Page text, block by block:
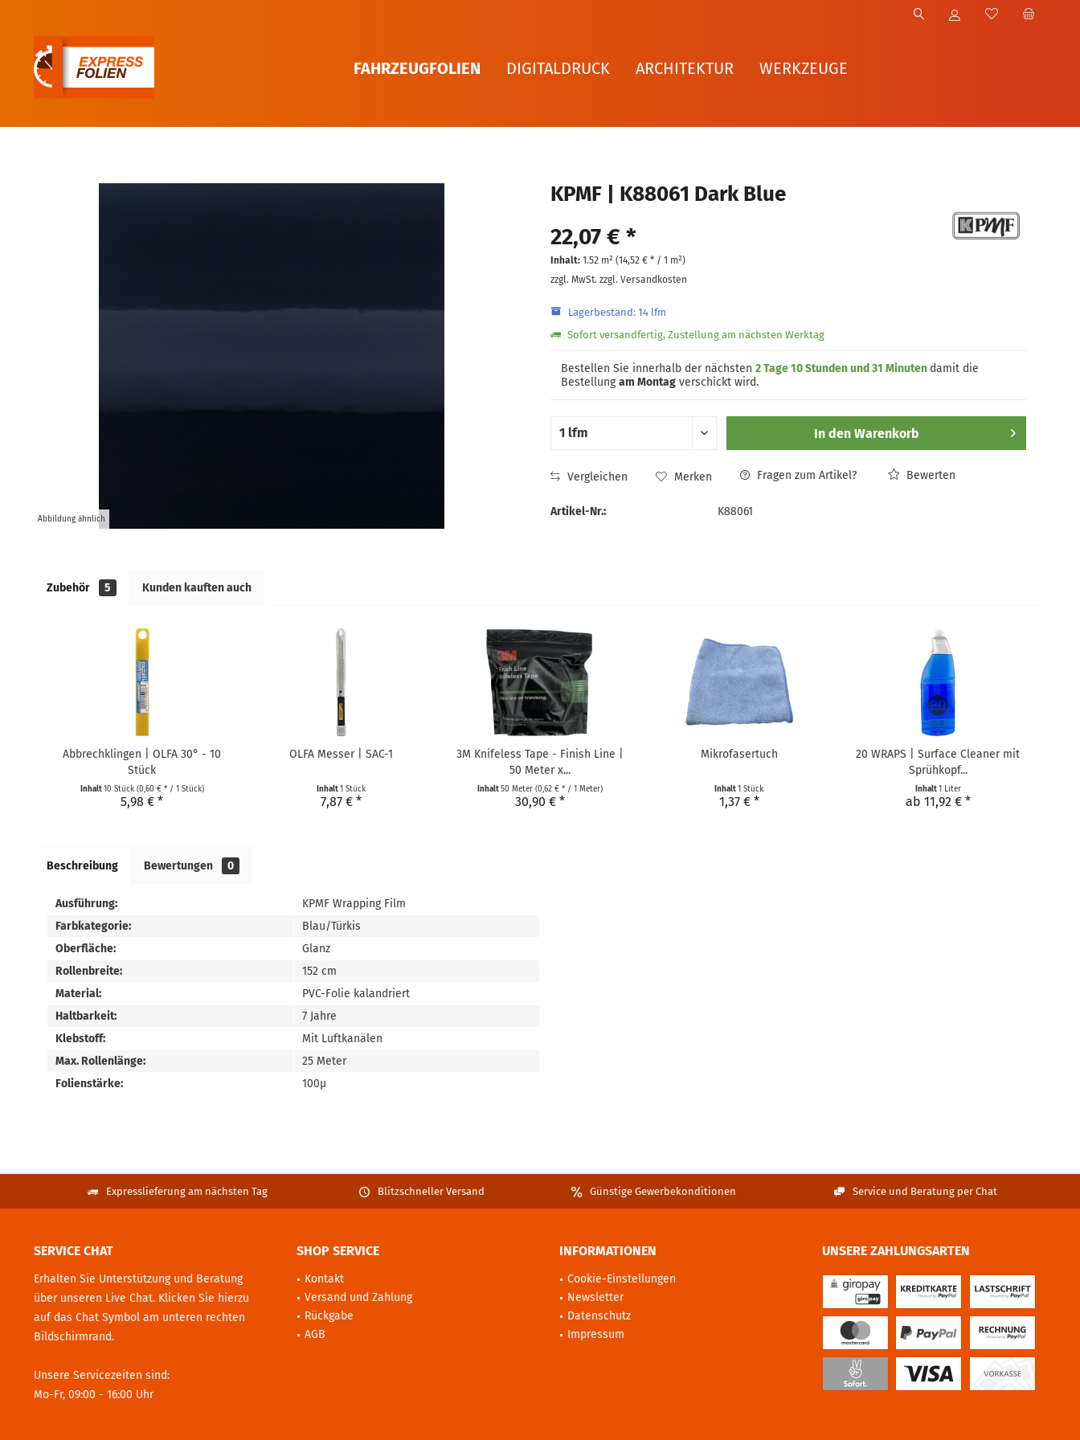
FAHRZEUGFOLIEN DIGITALDRUCK ARCHITEKTUR WERKZEUGE
Abbildung ähnlich
KPMF | K88061 Dark Blue
22,07 € *
Inhalt: 1.52 m² (14,52 €* / 1 m²)
zzgl. MwSt. zzgl. Versandkosten
Lagerbestand: 14 lfm
Sofort versandfertig, Zustellung am nächsten Werktag
Bestellen Sie innerhalb der nächsten 2 Tage 10 Stunden und 31 Minuten damit die
Bestellungam Montagverschickt wird.
In den Warenkorb
Vergleichen Merken Fragen zum Artikel? Bewerten
Artikel-Nr.: K88061
Zubehör 5 Kunden kauften auch
Abbrechklingen | OLFA 30° - 10
Stück
Inhalt10 Stück (0,60 € * / 1 Stück)
5,98 € *
OLFA Messer | SAC-1
Inhalt1 Stück
7,87 € *
3M Knifeless Tape - Finish Line |
50 Meter x...
Inhalt50 Meter (0,62 € * / 1 Meter)
30,90 € *
Mikrofasertuch
Inhalt1 Stück
1,37 € *
20 WRAPS | Surface Cleaner mit
Sprühkopf...
Inhalt1 Liter
ab 11,92 € *
Beschreibung Bewertungen 0
Ausführung:
KPMF Wrapping Film
Farbkategorie:
Blau/Türkis
Oberfläche:
Glanz
Rollenbreite:
152 cm
Material:
PVC-Folie kalandriert
Haltbarkeit:
7 Jahre
Klebstoff:
Mit Luftkanälen
Max. Rollenlänge:
25 Meter
Folienstärke:
100µ
Expresslieferung am nächsten Tag Blitzschneller Versand Günstige Gewerbekonditionen Service und Beratung per Chat
SERVICE CHAT
Erhalten Sie Unterstützung und Beratung
über unseren Live Chat. Klicken Sie hierzu
auf das Chat Symbol am unteren rechten
Bildschirmrand.
Unsere Servicezeiten sind:
Mo-Fr, 09:00 - 16:00 Uhr
SHOP SERVICE
Kontakt
Versand und Zahlung
Rückgabe
AGB
INFORMATIONEN
Cookie-Einstellungen
Newsletter
Datenschutz
Impressum
UNSERE ZAHLUNGSARTEN